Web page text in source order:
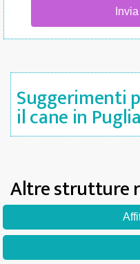
Suggerimenti
il cane in Puglia
Altre strutture